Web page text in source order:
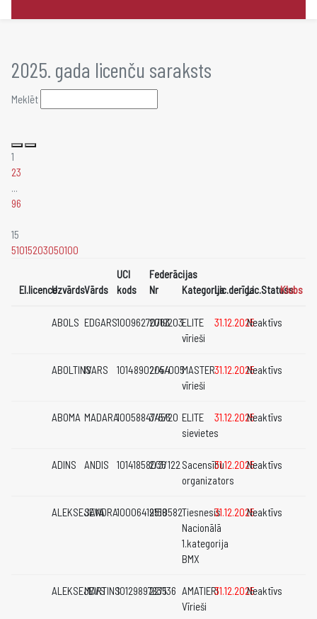
2025. gada licenču saraksts
Meklēt
1
23
...
96
15
51015203050100
El.licenceUzvārdsVārds
UCI
kods
Federācijas
Nr
KategorijaLic.derīgaLic.Statuss
Klubs
ABOLS EDGARS10096270763
2019203ELITE
vīrieši
31.12.2025Neaktīvs
ABOLTINSIVARS 10148902054
2/4/005MASTER
vīrieši
31.12.2025Neaktīvs
ABOMA MADARA10058847456
3/5/20 ELITE
sievietes
31.12.2025Neaktīvs
ADINS ANDIS 10141858036
2/3/122 Sacensību
organizators
31.12.2025Neaktīvs
ALEKSEJEVA
SANDRA100064191582510582Tiesnesis
Nacionālā
1.kategorija
BMX
31.12.2025Neaktīvs
ALEKSEJEVS
MARTINS10129897835
22/136 AMATIERI
Vīrieši
31.12.2025Neaktīvs